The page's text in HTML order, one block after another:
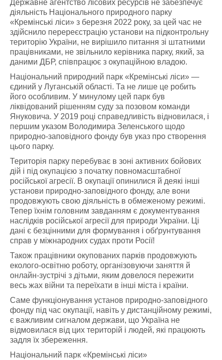
Державне агентство лісових ресурсів не забезпечує
діяльність Національного природного парку
«Кремінські ліси» з березня 2022 року, за цей час не
здійснило перереєстрацію установи на підконтрольну
територію України, не вирішило питання зі штатними
працівниками, не звільнило керівника парку, який, за
даними ДБР, співпрацює з окупаційною владою.
Національний природний парк «Кремінські ліси» —
єдиний у Луганській області. Та не лише це робить
його особливим. У минулому цей парк був
ліквідований рішенням суду за позовом команди
Януковича. У 2019 році справедливість відновилася, і
першим указом Володимира Зеленського щодо
природно-заповідного фонду був указ про створення
цього парку.
Територія парку перебуває в зоні активних бойових
дій і під окупацією з початку повномасштабної
російської агресії. В окупації опинилися й деякі інші
установи природно-заповідного фонду, але вони
продовжують свою діяльність в обмеженому режимі.
Тепер їхнім головним завданням є документування
наслідків російської агресії для природи України. Ці
дані є безцінними для формування і обґрунтування
справ у міжнародних судах проти Росії!
Також працівники окупованих парків продовжують
еколого-освітню роботу, організовуючи заняття й
онлайн-зустрічі з дітьми, яким довелося пережити
весь жах війни та переїхати в інші міста і країни.
Саме функціонування установ природно-заповідного
фонду під час окупації, навіть у дистанційному режимі,
є важливим сигналом держави, що Україна не
відмовилася від цих територій і людей, які працюють
задля їх збереження.
Національний парк «Кремінські ліси»